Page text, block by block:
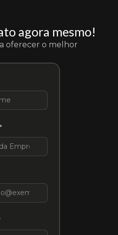
agora mesmo!
oferecer o melhor